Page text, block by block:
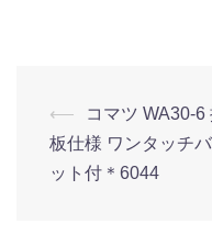
⟵
コマツ WA30-6
板仕様 ワンタッチ
ット付＊6044